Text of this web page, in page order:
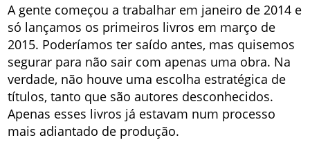
A gente começou a trabalhar em janeiro de 2014 e
só lançamos os primeiros livros em março de
2015. Poderíamos ter saído antes, mas quisemos
segurar para não sair com apenas uma obra. Na
verdade, não houve uma escolha estratégica de
títulos, tanto que são autores desconhecidos.
Apenas esses livros já estavam num processo
mais adiantado de produção.